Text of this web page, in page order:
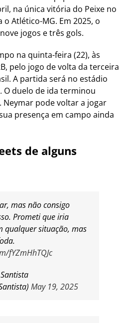
na única vitória do Peixe no
Atlético-MG. Em 2025, o
jogos e três gols.
na quinta-feira (22), às
pelo jogo de volta da terceira
A partida será no estádio
O duelo de ida terminou
Neymar pode voltar a jogar
presença em campo ainda
de alguns
mas não consigo
Prometi que iria
qualquer situação, mas
fYZmHhTQJc
May 19, 2025